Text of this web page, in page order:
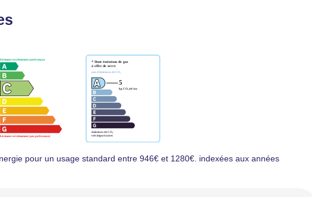
pour un usage standard entre 946€ et 1280€. indexées aux années